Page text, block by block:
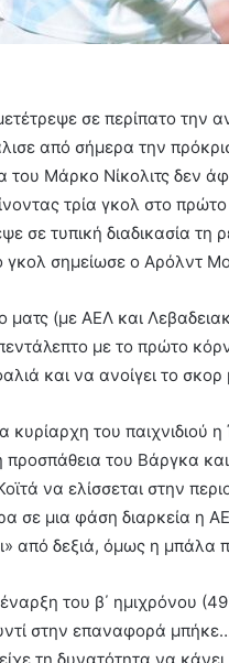
σε περίπατο την
από σήμερα την
του Μάρκο Νίκολιτς δεν
τρία γκολ στο
σε τυπική διαδικασία
γκολ σημείωσε ο Αρόλντ
ματς (με ΑΕΛ και
με το πρώτο
και να ανοίγει το σκορ
κυρίαρχη του παιχνιδιού
προσπάθεια του Βάργκα
να ελίσσεται στην
σε μια φάση διαρκεία η
από δεξιά, όμως η μπάλα
του β΄ ημιχρόνου
στην επαναφορά